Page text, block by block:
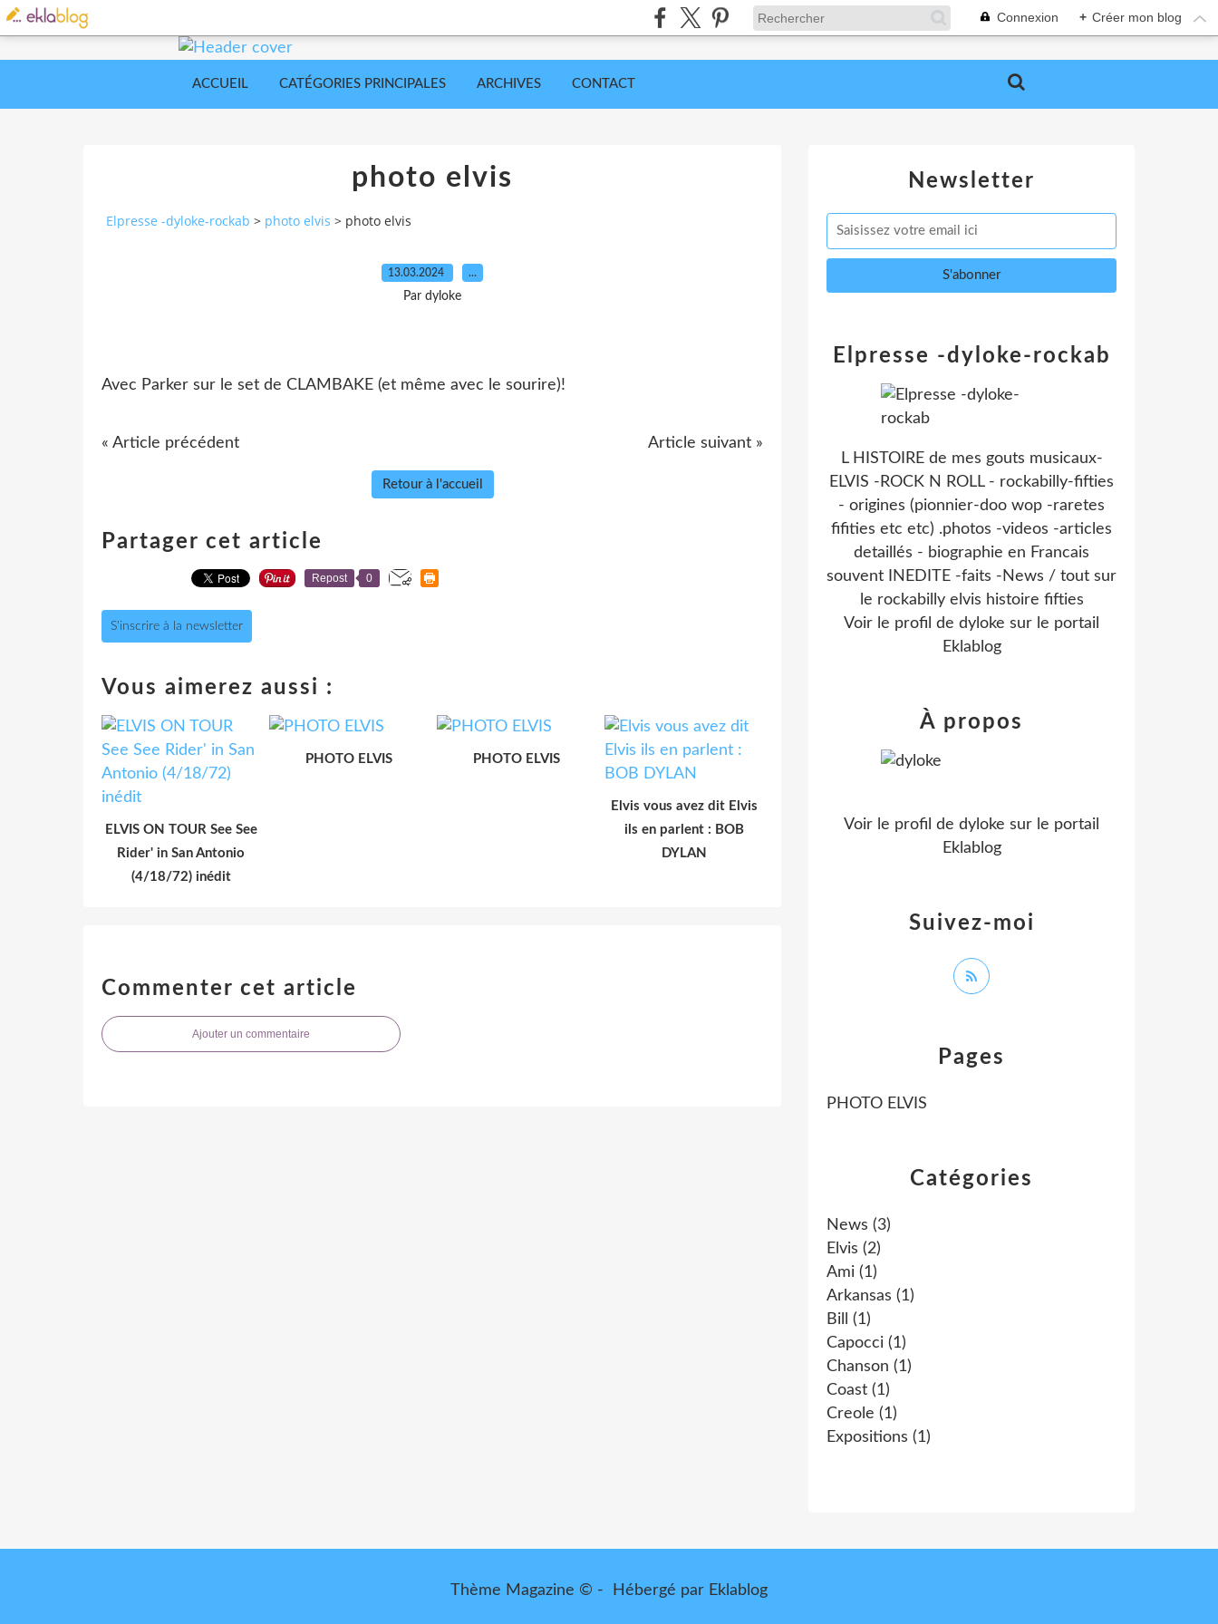
Connexion + Créer mon blog
ACCUEIL CATÉGORIES PRINCIPALES ARCHIVES CONTACT
photo elvis
Elpresse -dyloke-rockab > photo elvis > photo elvis
13.03.2024 …
Par dyloke
Avec Parker sur le set de CLAMBAKE (et même avec le sourire)!
« Article précédent Article suivant »
Retour à l'accueil
Partager cet article
Repost 0
S'inscrire à la newsletter
Vous aimerez aussi :
ELVIS ON TOUR See See
Rider' in San Antonio
(4/18/72) inédit
PHOTO ELVIS PHOTO ELVIS
Elvis vous avez dit Elvis
ils en parlent : BOB
DYLAN
Commenter cet article
Ajouter un commentaire
Newsletter
Catégories
News (3)
Elvis (2)
Ami (1)
Arkansas (1)
Bill
(1)
Capocci (1)
Chanson (1)
Coast (1)
Creole (1)
Expositions (1)
Pages
PHOTO ELVIS
Elpresse -dyloke-rockab
L HISTOIRE de mes gouts musicaux-
ELVIS -ROCK N ROLL - rockabilly-fifties
- origines (pionnier-doo wop -raretes
fifities etc etc) .photos -videos -articles
detaillés - biographie en Francais
souvent INEDITE -faits -News / tout sur
le rockabilly elvis histoire fifties
Voir le profil de dyloke sur le portail
Eklablog
Suivez-moi
À propos
Voir le profil de dyloke sur le portail
Eklablog
Thème Magazine © - Hébergé par Eklablog